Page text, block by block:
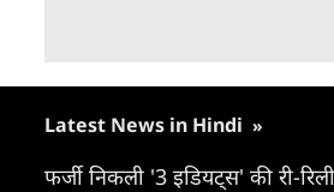
Latest News in Hindi »
फर्जी निकली '3 इडियट्स' की री-